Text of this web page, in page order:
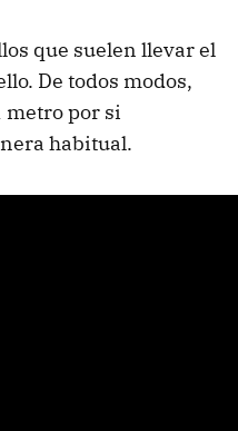
que suelen llevar el
De todos modos,
metro por si
habitual.